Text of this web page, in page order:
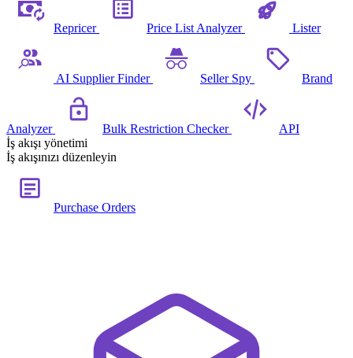
Repricer Price List Analyzer Lister
AI Supplier Finder Seller Spy Brand
Analyzer Bulk Restriction Checker
API
İş akışı yönetimi
İş akışınızı düzenleyin
Purchase Orders